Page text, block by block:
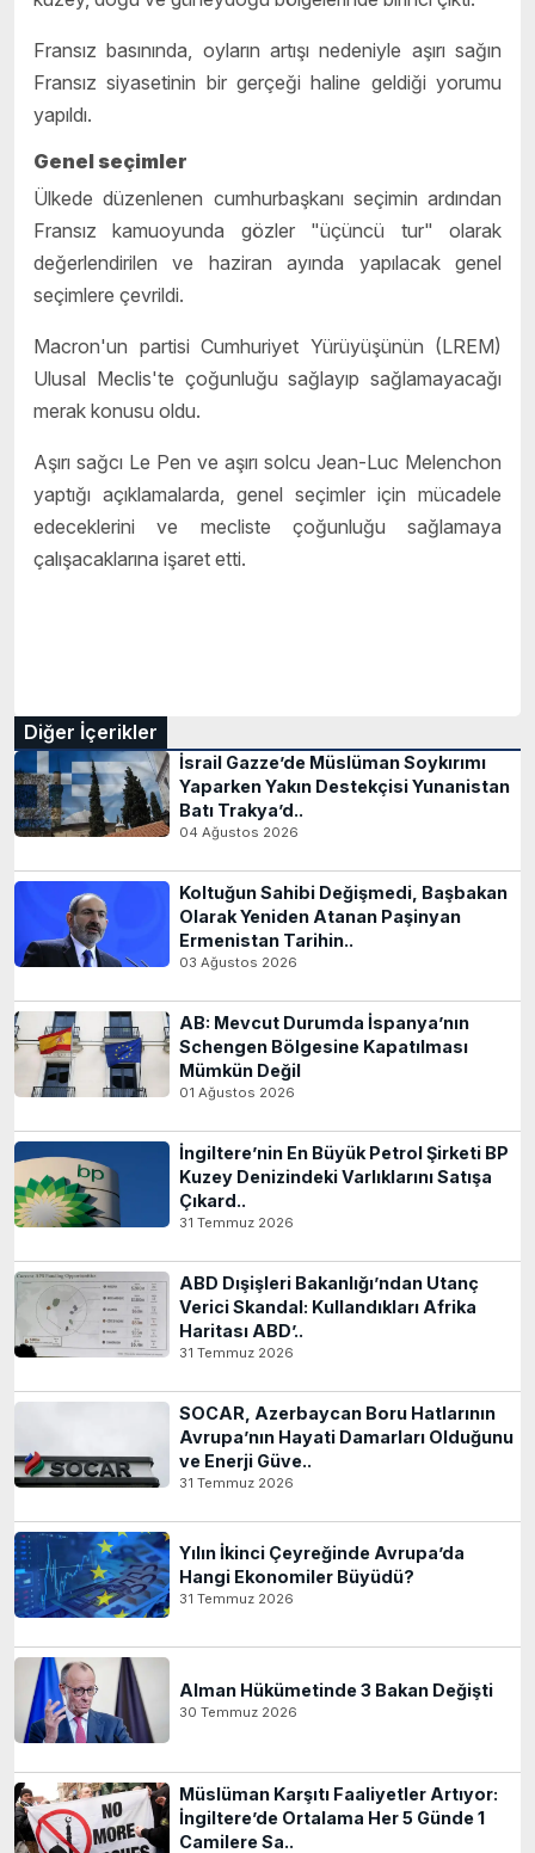
Fransız basınında, oyların artışı nedeniyle aşırı sağın
Fransız siyasetinin bir gerçeği haline geldiği yorumu
yapıldı.
Genel seçimler
Ülkede düzenlenen cumhurbaşkanı seçimin ardından
Fransız kamuoyunda gözler "üçüncü tur" olarak
değerlendirilen ve haziran ayında yapılacak genel
seçimlere çevrildi.
Macron'un partisi Cumhuriyet Yürüyüşünün (LREM)
Ulusal Meclis'te çoğunluğu sağlayıp sağlamayacağı
merak konusu oldu.
Aşırı sağcı Le Pen ve aşırı solcu Jean-Luc Melenchon
yaptığı açıklamalarda, genel seçimler için mücadele
edeceklerini ve mecliste çoğunluğu sağlamaya
çalışacaklarına işaret etti.
Diğer İçerikler
İsrail Gazze’de Müslüman Soykırımı
Yaparken Yakın Destekçisi Yunanistan
Batı Trakya’d..
04 Ağustos 2026
Koltuğun Sahibi Değişmedi, Başbakan
Olarak Yeniden Atanan Paşinyan
Ermenistan Tarihin..
03 Ağustos 2026
AB: Mevcut Durumda İspanya’nın
Schengen Bölgesine Kapatılması
Mümkün Değil
01 Ağustos 2026
İngiltere’nin En Büyük Petrol Şirketi BP
Kuzey Denizindeki Varlıklarını Satışa
Çıkard..
31 Temmuz 2026
ABD Dışişleri Bakanlığı’ndan Utanç
Verici Skandal: Kullandıkları Afrika
Haritası ABD’..
31 Temmuz 2026
SOCAR, Azerbaycan Boru Hatlarının
Avrupa’nın Hayati Damarları Olduğunu
ve Enerji Güve..
31 Temmuz 2026
Yılın İkinci Çeyreğinde Avrupa’da
Hangi Ekonomiler Büyüdü?
31 Temmuz 2026
Alman Hükümetinde 3 Bakan Değişti
30 Temmuz 2026
Müslüman Karşıtı Faaliyetler Artıyor:
İngiltere’de Ortalama Her 5 Günde 1
Camilere Sa..